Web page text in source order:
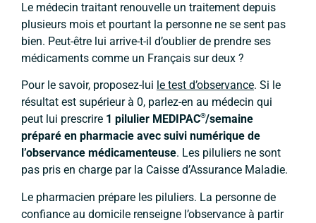
Le médecin traitant renouvelle un traitement depuis
plusieurs mois et pourtant la personne ne se sent pas
bien. Peut-être lui arrive-t-il d’oublier de prendre ses
médicaments comme un Français sur deux ?
Pour le savoir, proposez-lui le test d’observance. Si le
résultat est supérieur à 0, parlez-en au médecin qui
peut lui prescrire 1 pilulier MEDIPAC®/semaine
préparé en pharmacie avec suivi numérique de
l’observance médicamenteuse. Les piluliers ne sont
pas pris en charge par la Caisse d’Assurance Maladie.
Le pharmacien prépare les piluliers. La personne de
confiance au domicile renseigne l’observance à partir